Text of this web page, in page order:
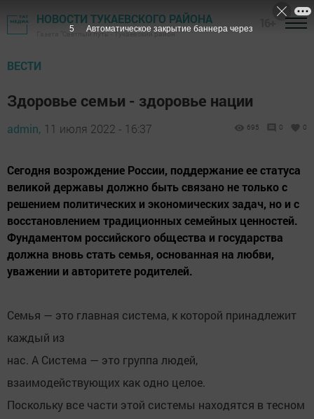
НОВОСТИ ТУКАЕВСКОГО РАЙОНА
Газета "Светлый путь" - Тукаевский район
ВЕСТИ
Здоровье семьи - здоровье нации
admin, 11 июля 2022 - 16:37 695 0 0
Сегодня возрождение России, поддержание ее статуса
великой державы должно быть связано не только с
решением политических и экономических задач, но и с
восстановлением традиционных семейных ценностей.
Фундаментом российского общества и государства
должна вновь стать семья, основанная на любви,
уважении и авторитете родителей.
Семья — это главная система, к которой принадлежит
каждый из
нас. А Система — это группа людей,
взаимодействующих как одно целое.
Поскольку все части этой системы находятся в тесном
4 Автоматическое закрытие баннера через